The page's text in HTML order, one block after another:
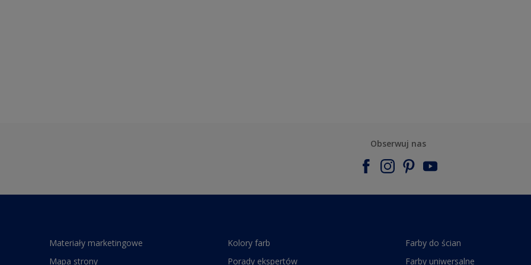
Obserwuj nas
Materiały marketingowe
Mapa strony
Kolory farb
Porady ekspertów
Farby do ścian
Farby uniwersalne